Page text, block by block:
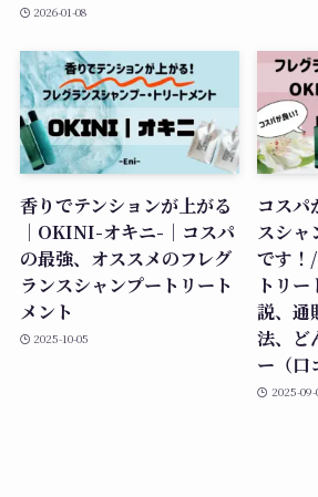
2026-01-08
香りでテンションが上がる
｜OKINI-オキニ-｜コスパ
の最強、オススメのフレグ
ランスシャンプートリート
メント
2025-10-05
コスパ
スシ
です
トリ
説、通
法、ど
ー（口
2025-09-